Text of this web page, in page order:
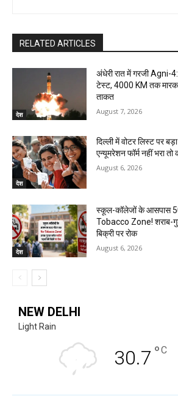
RELATED ARTICLES
देश
अंधेरी रात में गरजी Agni-
टेस्ट, 4000 KM तक मारक
ताकत
August 7, 2026
देश
दिल्ली में वोटर लिस्ट पर
एन्यूमरेशन फॉर्म नहीं भरा
August 6, 2026
देश
स्कूल-कॉलेजों के आसपास
Tobacco Zone! शराब-
बिक्री पर रोक
August 6, 2026
NEW DELHI
Light Rain
30.7 °C